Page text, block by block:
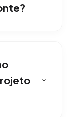
interlocal
e